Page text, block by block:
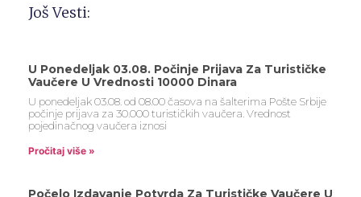
Još Vesti:
U Ponedeljak 03.08. Počinje Prijava Za Turističke
Vaučere U Vrednosti 10000 Dinara
U ponedeljak 03.08. od 08.00 časova na šalterima Pošte Srbije
počinje prijava za 30.000 turističkih vaučera. Vrednost
pojedinačnog vaučera iznosi
Pročitaj više »
Počelo Izdavanje Potvrda Za Turističke Vaučere U